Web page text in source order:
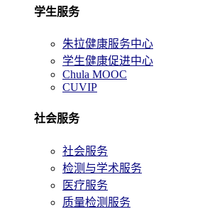
学生服务
朱拉健康服务中心
学生健康促进中心
Chula MOOC
CUVIP
社会服务
社会服务
检测与学术服务
医疗服务
质量检测服务